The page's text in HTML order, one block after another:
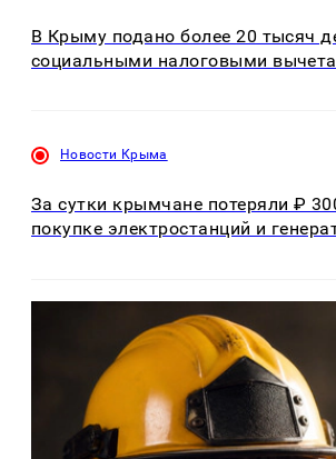
В Крыму подано более 20 тысяч
социальными налоговыми
Новости Крыма
За сутки крымчане потеряли ₽
покупке электростанций и